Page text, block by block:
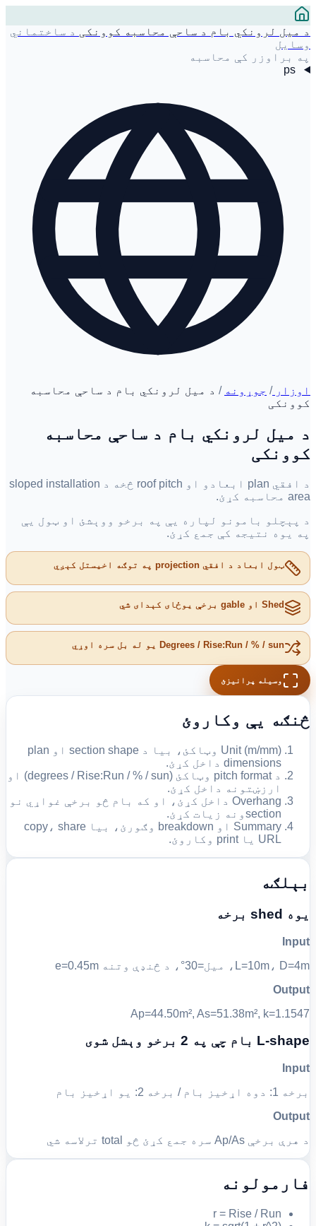
د میل لرونکي بام د ساحې محاسبه کوونکی د ساختماني
وسایل
په براوزر کې محاسبه
ps
اوزار/ جوړونه / د میل لرونکي بام د ساحې محاسبه
کوونکی
د میل لرونکي بام د ساحې محاسبه
کوونکی
د افقي plan ابعادو او roof pitch څخه د sloped installation
area محاسبه کړئ.
د پېچلو بامونو لپاره یې په برخو ووېشئ او ټول یې
په یوه نتیجه کې جمع کړئ.
ټول ابعاد د افقي projection په توګه اخیستل کېږي
Shed او gable برخې یوځای کېدای شي
Degrees / Rise:Run / % / sun یو له بل سره اوړي
وسیله پرانیزئ
څنګه یې وکاروئ
Unit (m/mm) وټاکئ، بیا د section shape او plan
dimensions داخل کړئ.
د pitch format وټاکئ (degrees / Rise:Run / % / sun) او
ارزښتونه داخل کړئ.
Overhang داخل کړئ، او که بام څو برخې غواړي نو
sectionونه زیات کړئ.
Summary او breakdown وګورئ، بیا copy، share
URL یا print وکاروئ.
بېلګه
یوه shed برخه
Input
L=10m، D=4m، میل=30°، د څنډې وتنه e=0.45m
Output
Ap=44.50m², As=51.38m², k=1.1547
L-shape بام چې په 2 برخو وېشل شوی
Input
برخه 1: دوه اړخیز بام / برخه 2: یو اړخیز بام
Output
د هرې برخې Ap/As سره جمع کړئ څو total ترلاسه شي
فارمولونه
r = Rise / Run